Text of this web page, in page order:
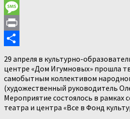
Email
Message
Print
29 апреля в культурно-
центре «Дом Игумновых» прошла
самобытным коллективом
(художественный руководитель
Мероприятие состоялось в рамках
театра и центра «Все в Фонд